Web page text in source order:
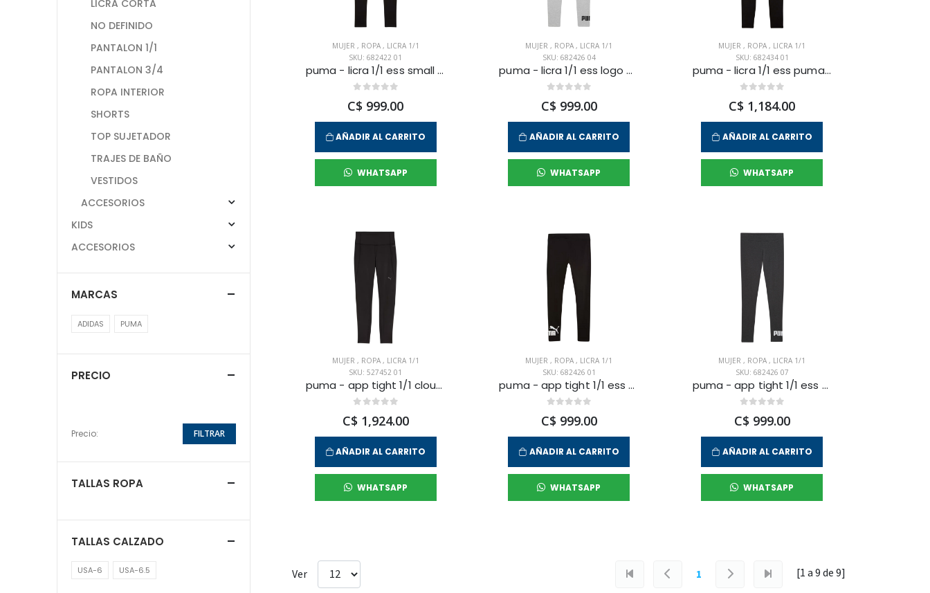
MUJER , ROPA , LICRA 1/1
SKU: 682422 01
puma - licra 1/1 ess small no. 1 para mujer
C$ 999.00
AÑADIR AL CARRITO
WHATSAPP
MUJER , ROPA , LICRA 1/1
SKU: 682426 04
puma - licra 1/1 ess logo para mujer
C$ 999.00
AÑADIR AL CARRITO
WHATSAPP
MUJER, ROPA, LICRA 1/1
SKU: 682434 01
puma - licra 1/1 ess puma logo para mujer
C$ 1,184.00
AÑADIR AL CARRITO
WHATSAPP
MUJER , ROPA , LICRA 1/1
SKU: 527452 01
puma - app tight 1/1 cloudspun hw fl wmn
C$ 1,924.00
AÑADIR AL CARRITO
WHATSAPP
MUJER , ROPA , LICRA 1/1
SKU: 682426 01
puma - app tight 1/1 ess no. 1 logo leggings wmn
C$ 999.00
AÑADIR AL CARRITO
WHATSAPP
MUJER, ROPA, LICRA 1/1
SKU: 682426 07
puma - app tight 1/1 ess no. 1 logo leggings wmn
C$ 999.00
AÑADIR AL CARRITO
WHATSAPP
Ver 1 [1 a9de9]
LICRA CORTA
NO DEFINIDO
PANTALON 1/1
PANTALON 3/4
ROPA INTERIOR
SHORTS
TOP SUJETADOR
TRAJES DE BAÑO
VESTIDOS
ACCESORIOS
KIDS
ACCESORIOS
MARCAS
ADIDAS PUMA
PRECIO
Precio: FILTRAR
TALLAS ROPA
TALLAS CALZADO
USA-6 USA-6.5